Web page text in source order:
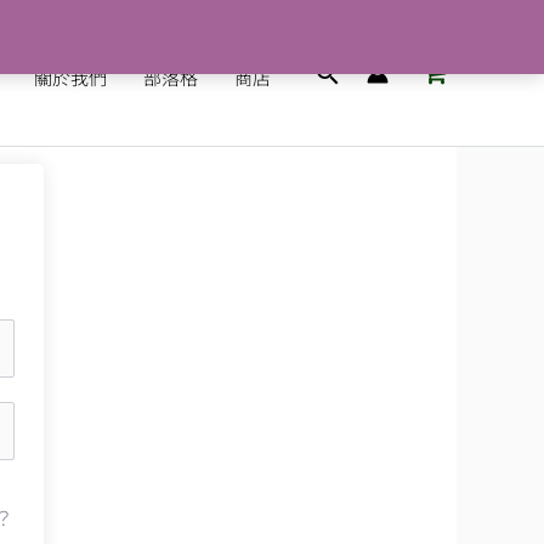
關於我們 部落格 商店
搜